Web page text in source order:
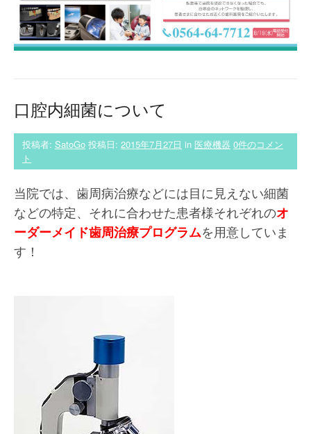
口腔内細菌について
投稿者: SatoGo 投稿日: 2015年7月27日 in 医療機器 0件のコメン
ト
当院では、歯周病治療などには目に見えない細菌
などの特定、それに合わせた患者様それぞれのオ
ーダーメイド歯周治療プログラムを用意していま
す！